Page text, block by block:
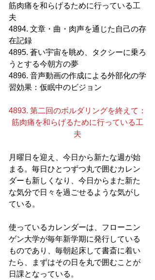
筋肉痛を和らげるために行っている工
夫
4894. 文章・曲・肉声を通じた自己の存
在記録
4895. 蒼い宇宙を眺め、タクシーに乗ろ
うとする今朝方の夢
4896. 音声動画の作成による外部化の学
習効果：仮眠中のビジョン
4893. 第二回のボルダリングを終えて：
筋肉痛を和らげるために行っている工
夫
月曜日を迎え、今日から新たな週が始
まる。毎日ひとつずつ丸で囲むカレン
ダーも新しくなり、今日からまた新た
な気分で日々を過ごせるような気がし
ている。
使っているカレンダーは、フローニン
ゲン大学が毎年新学期に発行している
ものであり、毎朝起床して書斎に着い
たら、まずはその日を丸で囲むことが
日課となっている。